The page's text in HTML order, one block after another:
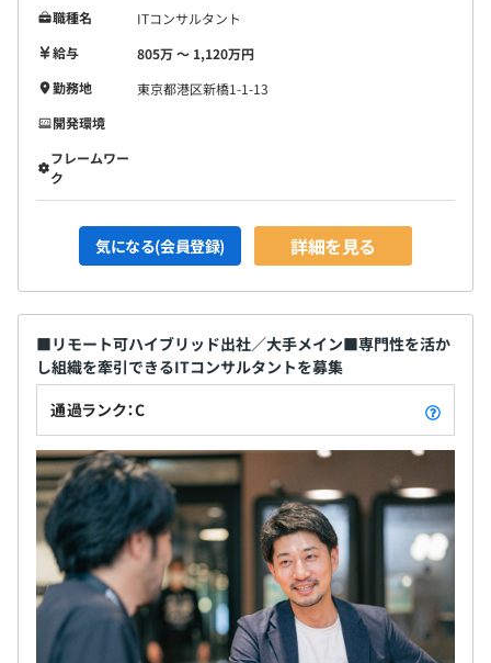
職種名
ITコンサルタント
給与
805万 〜 1,120万円
勤務地
東京都港区新橋1-1-13
開発環境
フレームワー
ク
気になる(会員登録) 詳細を見る
■リモート可ハイブリッド出社／大手メイン■専門性を活か
し組織を牽引できるITコンサルタントを募集
通過ランク：C